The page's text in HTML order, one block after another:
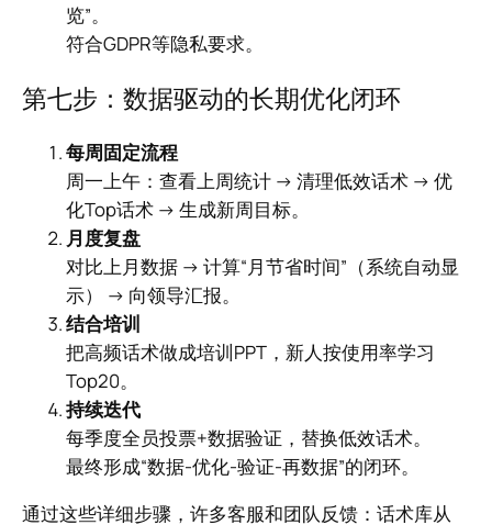
览”。
符合GDPR等隐私要求。
第七步：数据驱动的长期优化闭环
每周固定流程
周一上午：查看上周统计 → 清理低效话术 → 优
化Top话术 → 生成新周目标。
月度复盘
对比上月数据 → 计算“月节省时间”（系统自动显
示） → 向领导汇报。
结合培训
把高频话术做成培训PPT，新人按使用率学习
Top20。
持续迭代
每季度全员投票+数据验证，替换低效话术。
最终形成“数据-优化-验证-再数据”的闭环。
通过这些详细步骤，许多客服和团队反馈：话术库从